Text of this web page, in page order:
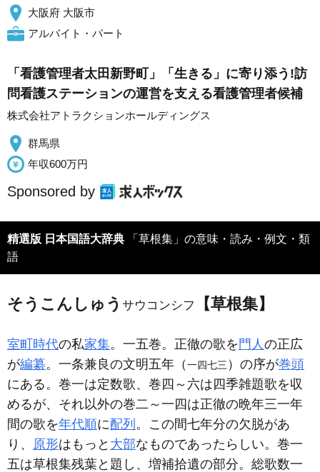
大阪府 大阪市
アルバイト・パート
「看護管理者太田新野町」「生きる」に寄り添う!訪
問看護ステーションの運営を支える看護管理者候補
株式会社アトラクションホールディングス
群馬県
年収600万円
Sponsored by
精選版 日本国語大辞典 「草根集」の意味・読み・例文・類
語
そうこんしゅう サウコンシフ 【草根集】
室町時代の私家集。一五巻。正徹の歌を 門人 の正広
が編纂。一条兼良の文明五年（一四七三 ）の序が巻頭
にある。巻一は定数歌、巻四～六は四季雑題歌を収
めるが、それ以外の巻二～一四は正徹の晩年三一年
間の歌を年代順に配列 。この間七年分の欠脱があ
り、 原形はもっと 大部なものであったらしい。巻一
五は草根集残葉と題し、増補拾遺の部分。総歌数一